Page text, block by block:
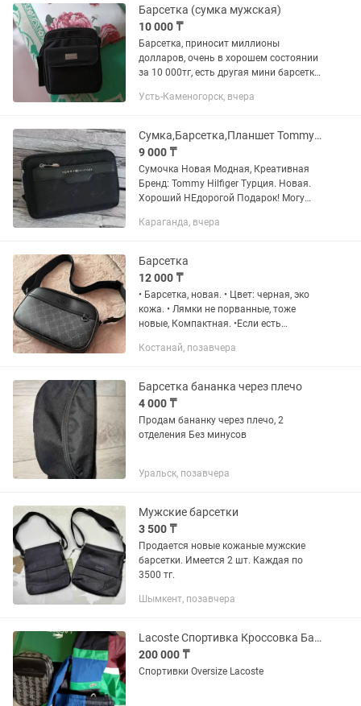
Барсетка (сумка мужская)
10 000 ₸
Барсетка, приносит миллионы
долларов, очень в хорошем состоянии
за 10 000тг, есть другая мини барсетка,
первому есть торг и если что
Усть-Каменогорск, вчера
Сумка,Барсетка,Планшет Tommy Hilfiger Турция Luxury,Качество Люкс.Новая
9 000 ₸
Сумочка Новая Модная, Креативная
Бренд: Tommy Hilfiger Турция. Новая.
Хороший НЕдорогой Подарок! Могу
Казахстану!
Караганда, вчера
Барсетка
12 000 ₸
• Барсетка, новая. • Цвет: черная, эко
кожа. • Лямки не порванные, тоже
новые, Компактная. •Если есть
или
Костанай, позавчера
Барсетка бананка через плечо
4 000 ₸
Продам бананку через плечо, 2
отделения Без минусов
Уральск, позавчера
Мужские барсетки
3 500 ₸
Продается новые кожаные мужские
барсетки. Имеется 2 шт. Каждая по
3500 тг.
Шымкент, позавчера
Lacoste Спортивка Кроссовка Барсетка
200 000 ₸
Спортивки Oversize Lacoste